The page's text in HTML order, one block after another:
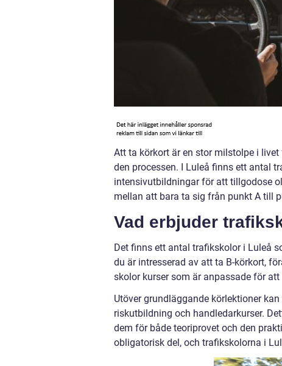
Att ta körkort är en stor milstolpe i
den processen. I Luleå finns ett antal
intensivutbildningar för att tillgodose
mellan att bara ta sig från punkt A till
Vad erbjuder
Det finns ett antal trafikskolor i Luleå
du är intresserad av att ta B-körkort,
skolor kurser som är anpassade för
Utöver grundläggande körlektioner
riskutbildning och handledarkurser.
dem för både teoriprovet och den
obligatorisk del, och trafikskolorna i